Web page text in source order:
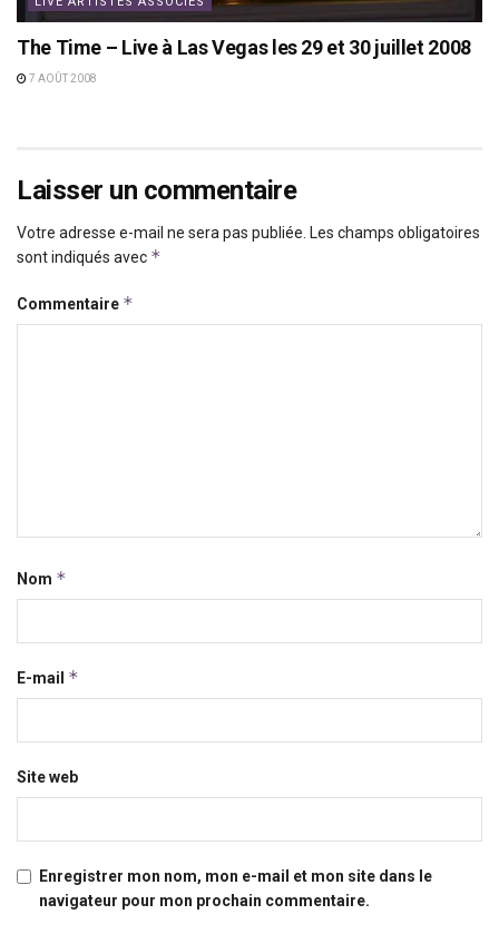
The Time – Live à Las Vegas les 29 et 30 juillet 2008
7 AOÛT 2008
Laisser un commentaire
Votre adresse e-mail ne sera pas publiée. Les champs obligatoires
sont indiqués avec *
Commentaire *
Nom *
E-mail *
Site web
Enregistrer mon nom, mon e-mail et mon site dans le
navigateur pour mon prochain commentaire.